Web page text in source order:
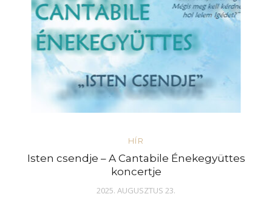
HÍR
Isten csendje – A Cantabile Énekegyüttes
koncertje
2025. AUGUSZTUS 23.